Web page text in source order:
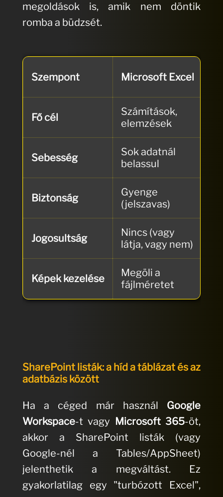
megoldások is, amik nem döntik
romba a büdzsét.
Szempont Microsoft Excel
Fő cél
Számítások,
elemzések
Sebesség
Sok adatnál
belassul
Biztonság
Gyenge
(jelszavas)
Jogosultság
Nincs (vagy
látja, vagy nem)
Képek kezelése
Megöli a
fájlméretet
SharePoint listák: a híd a táblázat és az
adatbázis között
Ha a céged már használ Google
Workspace-t vagy Microsoft 365-öt,
akkor a SharePoint listák (vagy
Google-nél a Tables/AppSheet)
jelenthetik a megváltást. Ez
gyakorlatilag egy "turbózott Excel",